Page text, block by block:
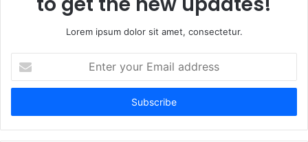
Lorem ipsum dolor sit amet, consectetur.
t
r
y